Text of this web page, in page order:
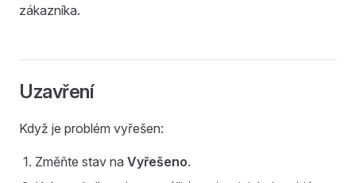
zákazníka.
Uzavření
Když je problém vyřešen:
Změňte stav na Vyřešeno.